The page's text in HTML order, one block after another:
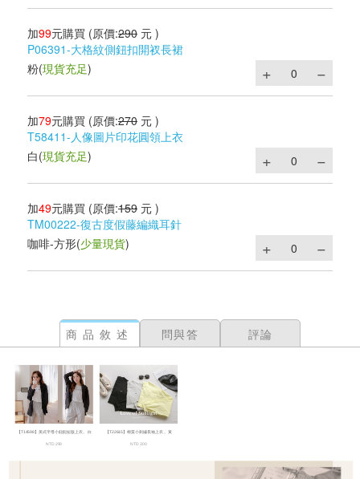
加99元購買 (原價:290 元 )
P06391-大格紋側鈕扣開衩長裙
粉(現貨充足)
加79元購買 (原價:270 元 )
T58411-人像圖片印花圓領上衣
白(現貨充足)
加49元購買 (原價:159 元 )
TM00222-復古度假藤編織耳針
咖啡-方形(少量現貨)
商品敘述 問與答 評論